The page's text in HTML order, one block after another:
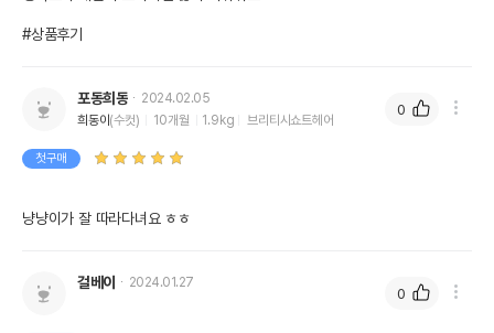
#상품후기
포동희동
2024.02.05
희동이 (수컷) 10개월 1.9kg 브리티시쇼트헤어
첫구매
냥냥이가 잘 따라다녀요 ㅎㅎ
0
걸베이 2024.01.27
0